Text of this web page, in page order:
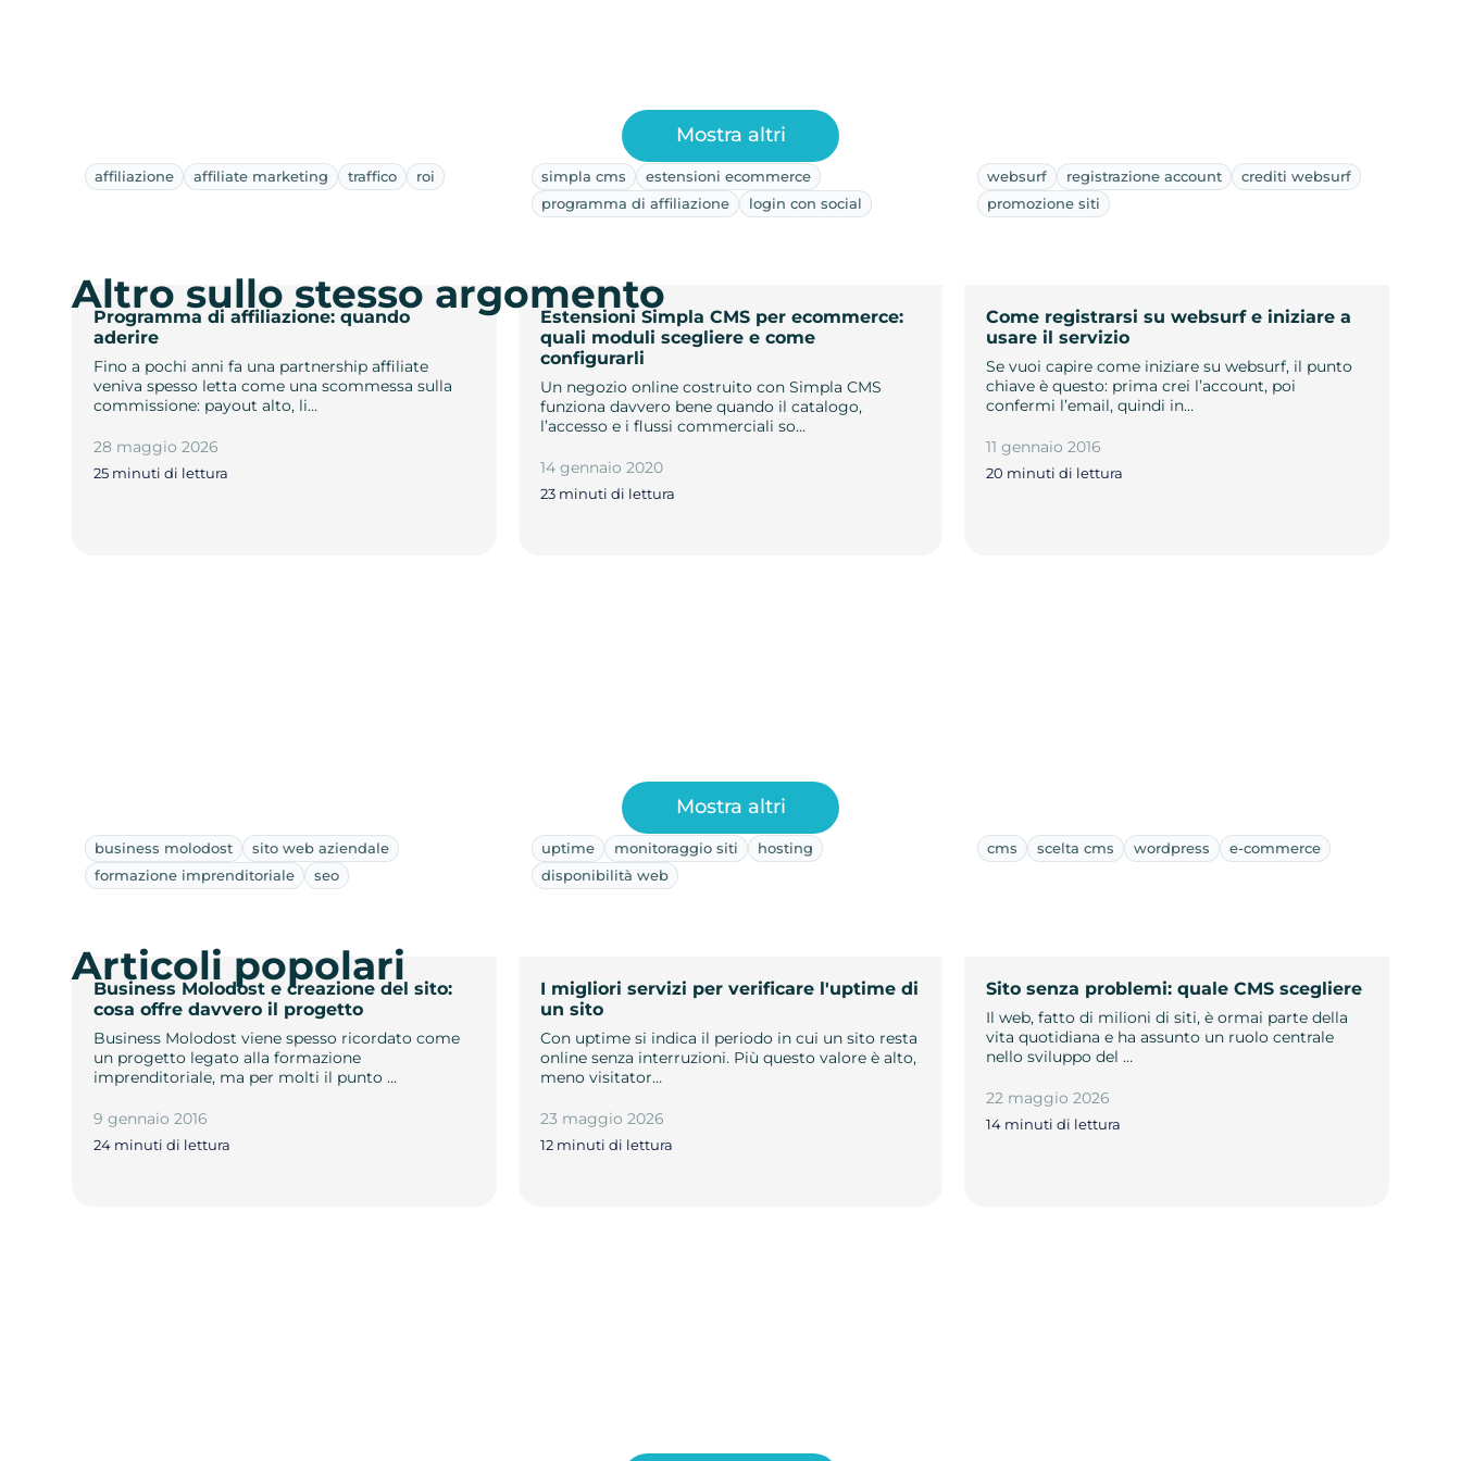
affiliazione affiliate marketing traffico roi
Programma di affiliazione: quando
aderire
Fino a pochi anni fa una partnership affiliate
veniva spesso letta come una scommessa sulla
commissione: payout alto, li…
28 maggio 2026
25 minuti di lettura
simpla cms
estensioni ecommerce
programma di affiliazione
login con social
Estensioni Simpla CMS per ecommerce:
quali moduli scegliere e come
configurarli
Un negozio online costruito con Simpla CMS
funziona davvero bene quando il catalogo,
l’accesso e i flussi commerciali so…
14 gennaio 2020
23 minuti di lettura
websurf registrazione account
crediti websurf
promozione siti
Come registrarsi su websurf e iniziare a
usare il servizio
Se vuoi capire come iniziare su websurf, il punto
chiave è questo: prima crei l’account, poi
confermi l’email, quindi in…
11 gennaio 2016
20 minuti di lettura
Mostra altri
Altro sullo stesso argomento
business molodost
sito web aziendale
formazione imprenditoriale
seo
Business Molodost e creazione del sito:
cosa offre davvero il progetto
Business Molodost viene spesso ricordato come
un progetto legato alla formazione
imprenditoriale, ma per molti il punto …
9 gennaio 2016
24 minuti di lettura
uptime monitoraggio siti
hosting
disponibilità web
I migliori servizi per verificare l'uptime di
un sito
Con uptime si indica il periodo in cui un sito resta
online senza interruzioni. Più questo valore è alto,
meno visitator…
23 maggio 2026
12 minuti di lettura
cms scelta cms wordpress e-commerce
Sito senza problemi: quale CMS scegliere
Il web, fatto di milioni di siti, è ormai parte della
vita quotidiana e ha assunto un ruolo centrale
nello sviluppo del …
22 maggio 2026
14 minuti di lettura
Mostra altri
Articoli popolari